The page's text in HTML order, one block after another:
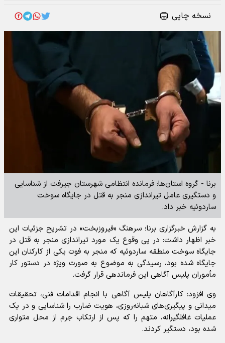
نسخه چاپی
برنا - گروه استان‌ها: فرمانده انتظامی شهرستان جیرفت از شناسایی
و دستگیری عامل تیراندازی منجر به قتل در جایگاه سوخت
ساردوئیه خبر داد.
به گزارش خبرگزاری برنا؛ سرهنگ «فیروزبخت» در تشریح جزئیات این
خبر اظهار داشت: در پی وقوع یک مورد تیراندازی منجر به قتل در
جایگاه سوخت منطقه ساردوئیه که منجر به فوت یکی از کارکنان این
جایگاه شده بود، رسیدگی به موضوع به صورت ویژه در دستور کار
مأموران پلیس آگاهی این فرماندهی قرار گرفت.
وی افزود: کارآگاهان پلیس آگاهی با انجام اقدامات فنی، تحقیقات
میدانی و پیگیری‌های شبانه‌روزی، هویت ضارب را شناسایی و در یک
عملیات غافلگیرانه، متهم را که پس از ارتکاب جرم از محل متواری
شده بود، دستگیر کردند.